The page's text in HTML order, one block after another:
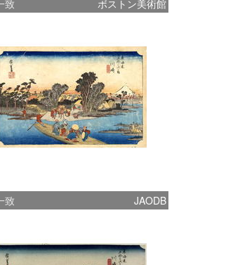
致 ボストン美術館
致 JAODB